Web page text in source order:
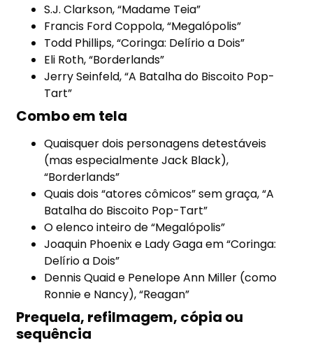
S.J. Clarkson, “Madame Teia”
Francis Ford Coppola, “Megalópolis”
Todd Phillips, “Coringa: Delírio a Dois”
Eli Roth, “Borderlands”
Jerry Seinfeld, “A Batalha do Biscoito Pop-
Tart”
Combo em tela
Quaisquer dois personagens detestáveis
(mas especialmente Jack Black),
“Borderlands”
Quais dois “atores cômicos” sem graça, “A
Batalha do Biscoito Pop-Tart”
O elenco inteiro de “Megalópolis”
Joaquin Phoenix e Lady Gaga em “Coringa:
Delírio a Dois”
Dennis Quaid e Penelope Ann Miller (como
Ronnie e Nancy), “Reagan”
Prequela, refilmagem, cópia ou
sequência